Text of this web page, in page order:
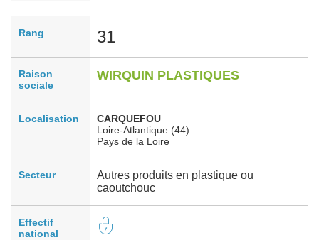
Rang 31
Raison
sociale
WIRQUIN PLASTIQUES
Localisation
CARQUEFOU
Loire-Atlantique (44)
Pays de la Loire
Secteur
Autres produits en plastique ou
caoutchouc
Effectif
national